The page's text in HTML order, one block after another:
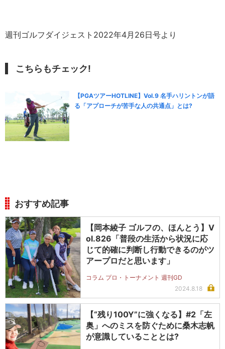
週刊ゴルフダイジェスト2022年4月26日号より
こちらもチェック!
【PGAツアーHOTLINE】Vol.9 名手ハリントンが語
る「アプローチが苦手な人の共通点」とは?
おすすめ記事
【岡本綾子 ゴルフの、ほんとう】V
ol.826「普段の生活から状況に応
じて的確に判断し行動できるのがツ
アープロだと思います」
コラム プロ・トーナメント 週刊GD
2024.8.18
【“残り100Y”に強くなる】#2「左
奥」へのミスを防ぐために桑木志帆
が意識していることとは?